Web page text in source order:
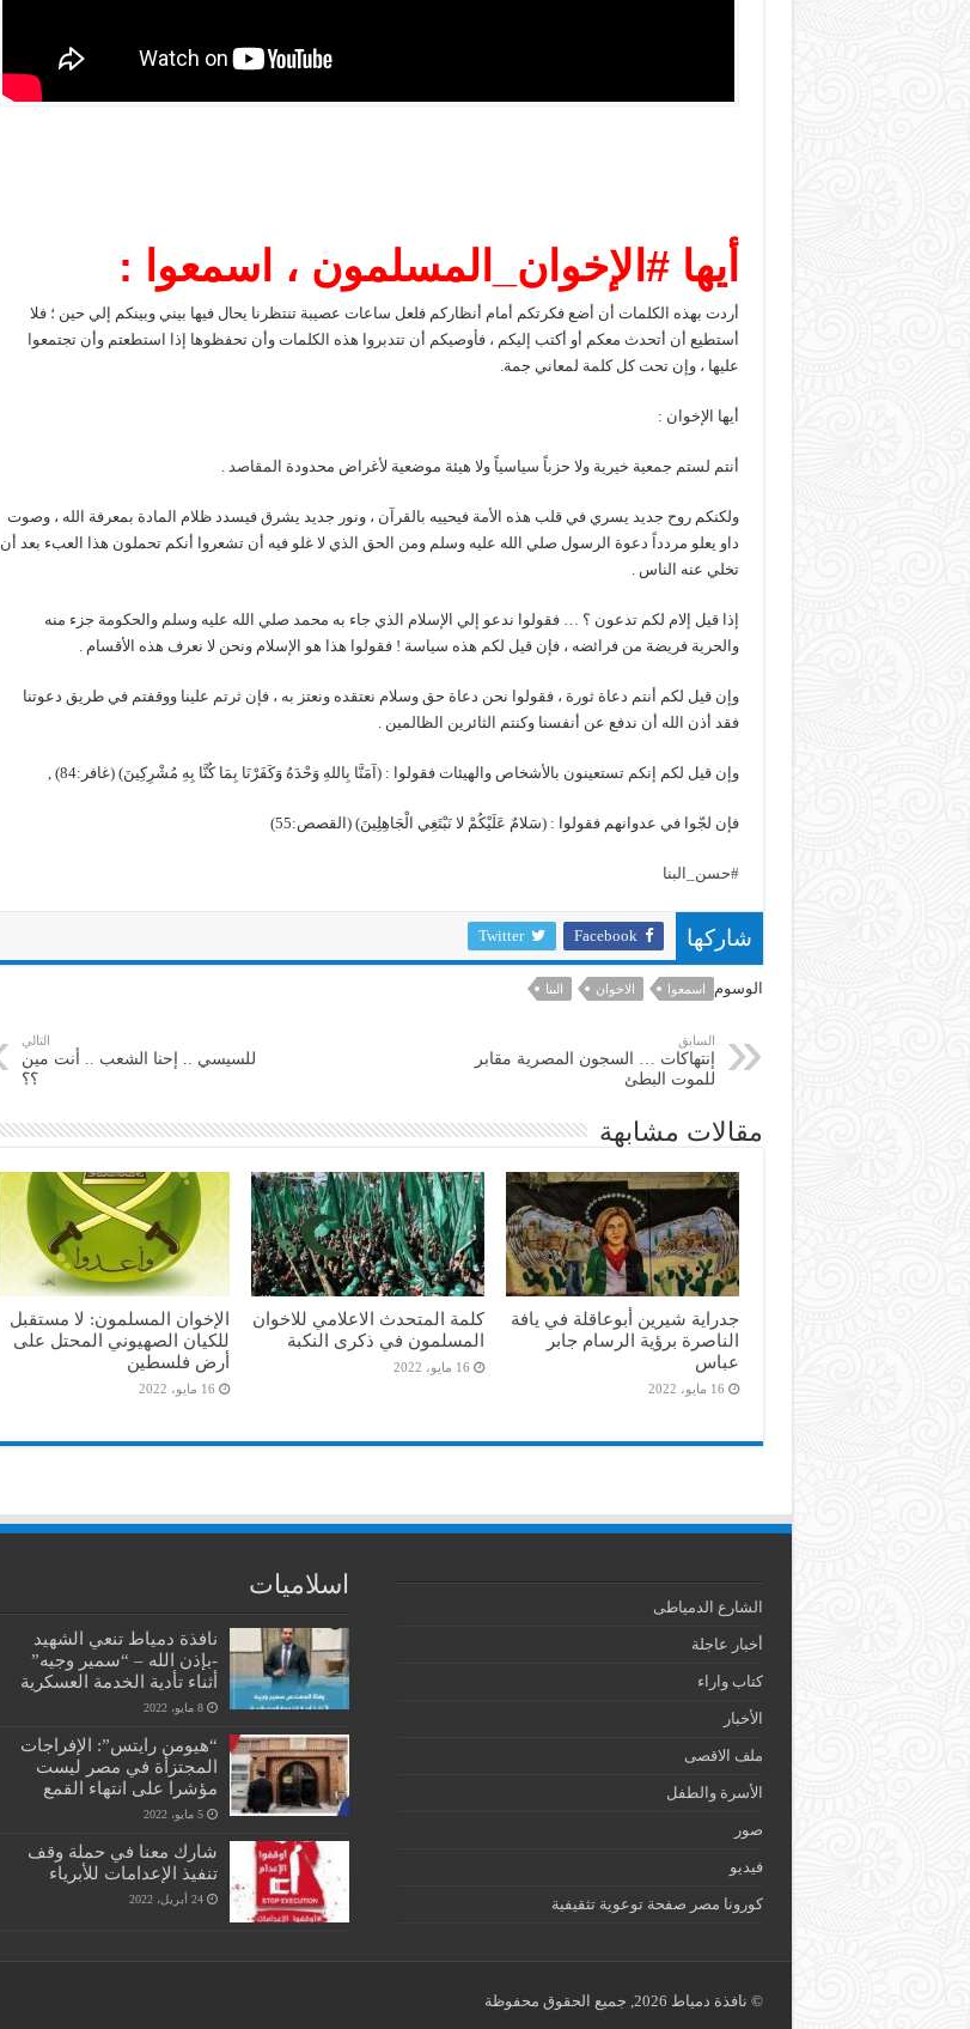
أيها# الإخوان_المسلمون ، اسمعوا :
أردت بهذه الكلمات أن أضع فكرتكم أمام أنظاركم فلعل ساعات عصيبة تنتظرنا يحال فيها بيني وبينكم إلي حين ؛ فلا
أستطيع أن أتحدث معكم أو أكتب إليكم ، فأوصيكم أن تتدبروا هذه الكلمات وأن تحفظوها إذا استطعتم وأن تجتمعوا
عليها ، وإن تحت كل كلمة لمعاني جمة.
أيها الإخوان :
أنتم لستم جمعية خيرية ولا حزباً سياسياً ولا هيئة موضعية لأغراض محدودة المقاصد .
ولكنكم روح جديد يسري في قلب هذه الأمة فيحييه بالقرآن ، ونور جديد يشرق فيسدد ظلام المادة بمعرفة الله ، وصوت
داو يعلو مردداً دعوة الرسول صلي الله عليه وسلم ومن الحق الذي لا غلو فيه أن تشعروا أنكم تحملون هذا العبء بعد أن
تخلي عنه الناس .
إذا قيل إلام لكم تدعون ؟ … فقولوا ندعو إلي الإسلام الذي جاء به محمد صلي الله عليه وسلم والحكومة جزء منه
والحرية فريضة من فرائضه ، فإن قيل لكم هذه سياسة ! فقولوا هذا هو الإسلام ونحن لا نعرف هذه الأقسام .
وإن قيل لكم أنتم دعاة ثورة ، فقولوا نحن دعاة حق وسلام نعتقده ونعتز به ، فإن ثرتم علينا ووقفتم في طريق دعوتنا
فقد أذن الله أن ندفع عن أنفسنا وكنتم الثائرين الظالمين .
وإن قيل لكم إنكم تستعينون بالأشخاص والهيئات فقولوا : (آمَنَّا بِاللهِ وَحْدَهُ وَكَفَرْنَا بِمَا كُنَّا بِهِ مُشْرِكِينَ) (غافر:84) ,
فإن لجّوا في عدوانهم فقولوا : (سَلامٌ عَلَيْكُمْ لا نَبْتَغِي الْجَاهِلِينَ) (القصص:55)
#حسن_البنا
شاركها Facebook
Twitter
الوسوم اسمعوا الاخوان البنا
السابق
إنتهاكات … السجون المصرية مقابر
للموت البطئ
التالي
للسيسي .. إحنا الشعب .. أنت مين
؟؟
مقالات مشابهة
جدراية شيرين أبوعاقلة في يافة
الناصرة برؤية الرسام جابر
عباس
16 مايو، 2022
كلمة المتحدث الاعلامي للاخوان
المسلمون في ذكرى النكبة
16 مايو، 2022
الإخوان المسلمون: لا مستقبل
للكيان الصهيوني المحتل على
أرض فلسطين
16 مايو، 2022
الشارع الدمياطى
أخبار عاجلة
كتاب واراء
الأخبار
ملف الاقصى
الأسرة والطفل
صور
فيديو
كورونا مصر صفحة توعوية تثقيفية
اسلاميات
نافذة دمياط تنعي الشهيد
-بإذن الله – “سمير وجيه”
أثناء تأدية الخدمة العسكرية
8 مايو، 2022
“هيومن رايتس”: الإفراجات
المجتزأة في مصر ليست
مؤشرا على انتهاء القمع
5 مايو، 2022
شارك معنا في حملة وقف
تنفيذ الإعدامات للأبرياء
24 أبريل، 2022
© نافذة دمياط 2026, جميع الحقوق محفوظة